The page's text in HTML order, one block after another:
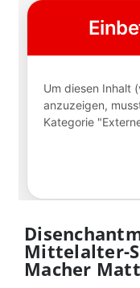
Mittelalter-
Macher